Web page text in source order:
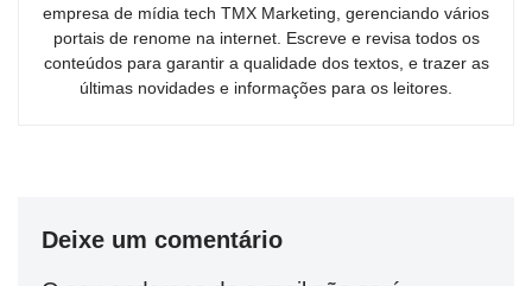
empresa de mídia tech TMX Marketing, gerenciando vários
portais de renome na internet. Escreve e revisa todos os
conteúdos para garantir a qualidade dos textos, e trazer as
últimas novidades e informações para os leitores.
Deixe um comentário